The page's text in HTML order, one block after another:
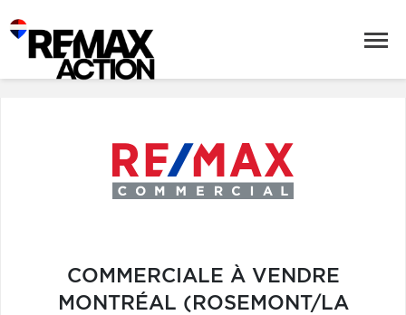
COMMERCIALE À VENDRE
MONTRÉAL (ROSEMONT/LA